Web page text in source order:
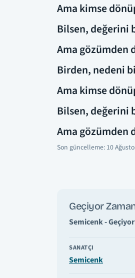
Ama kimse
Bilsen, değerini
Ama gözümden
Birden, nedeni
Ama kimse
Bilsen, değerini
Ama gözümden
Son güncelleme: 10
Geçiyor
Semicenk -
SANATÇI
Semicenk